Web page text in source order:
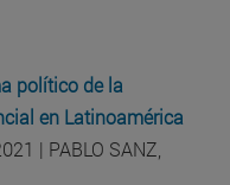
político de la
en Latinoamérica
| PABLO SANZ,